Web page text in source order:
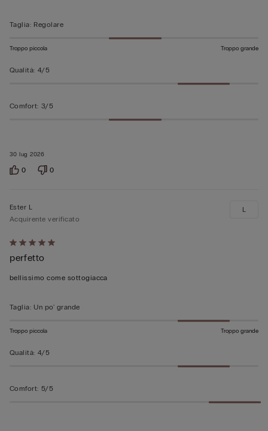
30 lug 2026
Taglia: Regolare
Troppo piccola Troppo grande
Qualità: 4/5
Comfort: 3/5
0 0
Valutato
5
su
Ester L
Acquirente verificato
perfetto
bellissimo come sottogiacca
L
Taglia: Un po' grande
Troppo piccola Troppo grande
Qualità: 4/5
Comfort: 5/5